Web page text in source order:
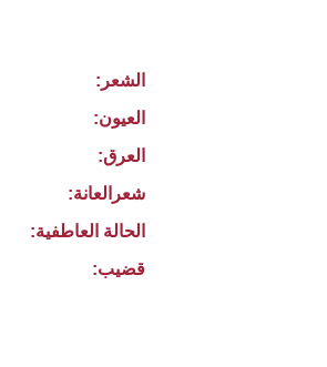
الشعر:
العيون:
العرق:
شعرالعانة:
الحالة العاطفية:
قضيب: